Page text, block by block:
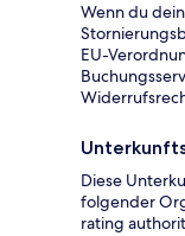
Wenn du
EU-
Diese
folgender
rating